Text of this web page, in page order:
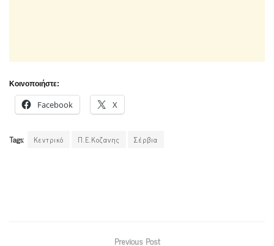
Κοινοποιήστε:
Facebook X
Tags: Κεντρικό Π.Ε.Κοζανης Σέρβια
Previous Post